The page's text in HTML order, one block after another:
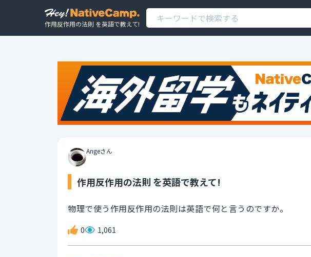
作用反作用の法則 を英語で教えて!
Angeさん
作用反作用の法則 を英語で教えて!
物理で使う作用反作用の法則は英語で何と言うのですか。
0 1,061